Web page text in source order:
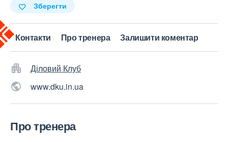
Зберегти
Контакти Про тренера Залишити коментар
Діловий Клуб
www.dku.in.ua
Про тренера